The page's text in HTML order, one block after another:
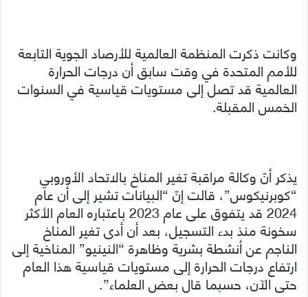
وكانت ذكرت المنظمة العالمية للأرصاد الجوية التابعة
للأمم المتحدة في وقت سابق أن درجات الحرارة
العالمية قد تصل إلى مستويات قياسية في السنوات
الخمس المقبلة.
يذكر أنّ وكالة مراقبة تغير المناخ بالاتحاد الأوروبي
“كوبرنيكوس”، قالت إنّ “البيانات تشير إلى أن عام
2024 قد يتفوق على عام 2023 باعتباره العام الأكثر
سخونة منذ بدء التسجيل، بعد أن أدى تغير المناخ
الناجم عن أنشطة بشرية وظاهرة “النينيو” المناخية إلى
ارتفاع درجات الحرارة إلى مستويات قياسية هذا العام
حتى الآن، حسبما قال بعض العلماء”.